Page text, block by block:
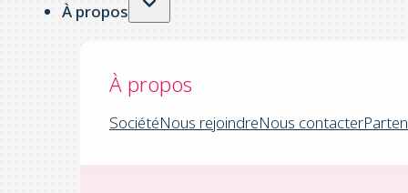
À propos
À propos
SociétéNous rejoindreNous contacter